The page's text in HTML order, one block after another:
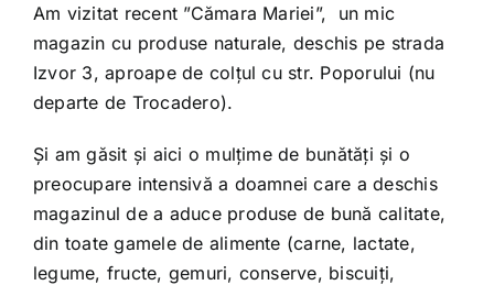
Am vizitat recent ”Cămara Mariei”, un mic
magazin cu produse naturale, deschis pe strada
Izvor 3, aproape de colțul cu str. Poporului (nu
departe de Trocadero).
Și am găsit și aici o mulțime de bunătăți și o
preocupare intensivă a doamnei care a deschis
magazinul de a aduce produse de bună calitate,
din toate gamele de alimente (carne, lactate,
legume, fructe, gemuri, conserve, biscuiți,